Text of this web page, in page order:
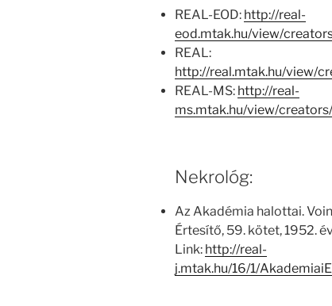
REAL-EOD: http://real-
eod.mtak.hu/view/
REAL:
http://real.mtak.hu/view/
REAL-MS: http://real-
ms.mtak.hu/view/
Nekrológ:
Az Akadémia halottai.
Értesítő, 59. kötet, 1952.
Link: http://real-
j.mtak.hu/16/1/